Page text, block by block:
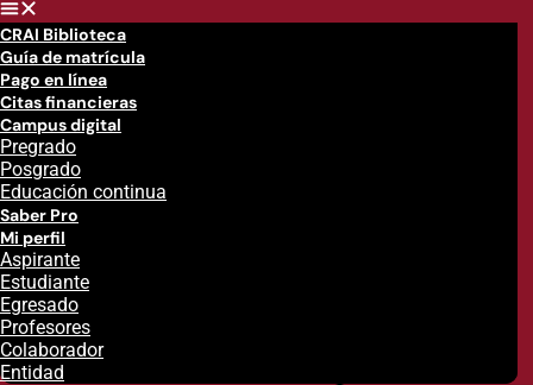
CRAI Biblioteca
Guía de matrícula
Pago en línea
Citas financieras
Campus digital
Pregrado
Posgrado
Educación continua
Saber Pro
Mi perfil
Aspirante
Estudiante
Egresado
Profesores
Colaborador
Entidad